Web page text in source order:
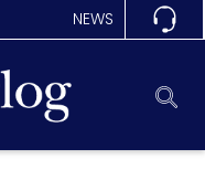
NEWS